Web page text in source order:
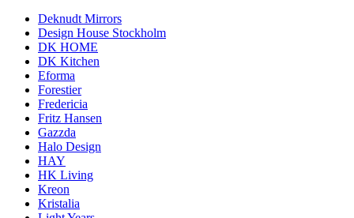
Deknudt Mirrors
Design House Stockholm
DK HOME
DK Kitchen
Eforma
Forestier
Fredericia
Fritz Hansen
Gazzda
Halo Design
HAY
HK Living
Kreon
Kristalia